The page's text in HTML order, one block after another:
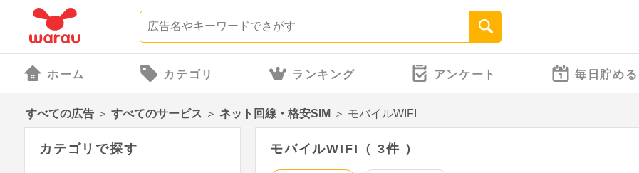
ホーム カテゴリ ランキング アンケート 毎日貯める
すべての広告 ＞ すべてのサービス ＞ ネット回線・格安SIM ＞ モバイルWIFI
モバイルWIFI（ 3件 ）
カテゴリで探す